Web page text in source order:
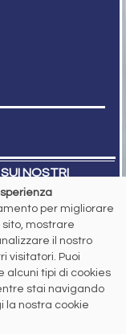
NOSTRI
per migliorare
sito, mostrare
il nostro
visitatori. Puoi
alcuni tipi di cookies
stai navigando
la nostra cookie